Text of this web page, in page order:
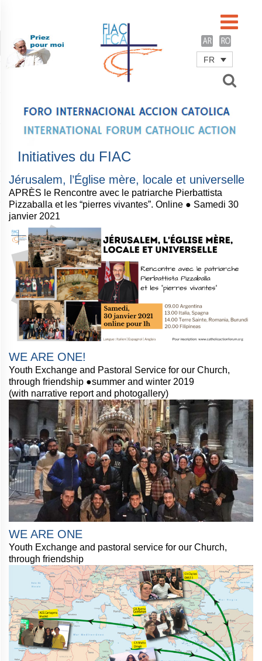
FR
Initiatives du FIAC
Jérusalem, l’Église mère, locale et universelle
APRÈS le Rencontre avec le patriarche Pierbattista
Pizzaballa et les “pierres vivantes”. Online ● Samedi 30
janvier 2021
WE ARE ONE!
Youth Exchange and Pastoral Service for our Church,
through friendship ●summer and winter 2019
(with narrative report and photogallery)
WE ARE ONE
Youth Exchange and pastoral service for our Church,
through friendship
Password